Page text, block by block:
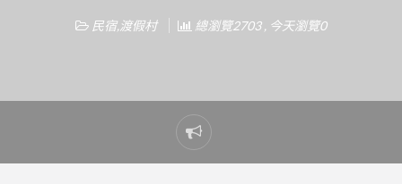
民宿,渡假村 總瀏覽2703 , 今天瀏覽0
Report
problem